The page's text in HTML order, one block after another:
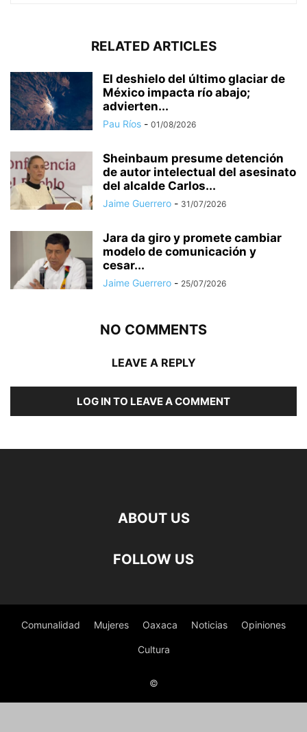
RELATED ARTICLES
El deshielo del último glaciar de
México impacta río abajo;
advierten...
Pau Ríos - 01/08/2026
Sheinbaum presume detención
de autor intelectual del asesinato
del alcalde Carlos...
Jaime Guerrero - 31/07/2026
Jara da giro y promete cambiar
modelo de comunicación y
cesar...
Jaime Guerrero - 25/07/2026
NO COMMENTS
LEAVE A REPLY
LOG IN TO LEAVE A COMMENT
ABOUT US
FOLLOW US
Comunalidad Mujeres Oaxaca Noticias Opiniones
Cultura
©